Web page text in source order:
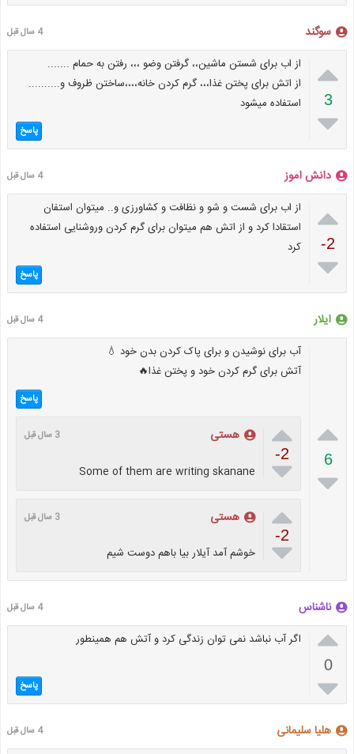
سوگند 4 سال قبل

3

از اب برای شستن ماشین،، گرفتن وضو ،،، رفتن به حمام .......
از اتش برای پختن غذا،،، گرم کردن خانه،،،،ساختن ظروف و..........
استفاده میشود
پاسخ
دانش اموز 4 سال قبل

-2

از اب برای شست و شو و نظافت و کشاورزی و.. میتوان استفان
استقادا کرد و از اتش هم میتوان برای گرم کردن وروشنایی استفاده
کرد
پاسخ
ایلار 4 سال قبل

6

آب برای نوشیدن و برای پاک کردن بدن خود 💧
آتش برای گرم کردن خود و پختن غذا🔥
پاسخ

-2

هستی 3 سال قبل
Some of them are writing skanane

-2

هستی 3 سال قبل
خوشم آمد آیلار بیا باهم دوست شیم
ناشناس 4 سال قبل

0

اگر آب نباشد نمی توان زندگی کرد و آتش هم همینطور
پاسخ
هلیا سلیمانی 4 سال قبل